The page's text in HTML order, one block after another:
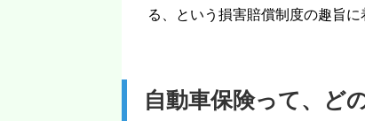
る、という損害賠償制度の趣旨
自動車保険って、ど